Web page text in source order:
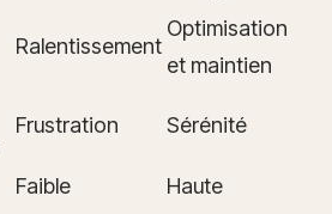
Ralentissement
Optimisation
et maintien
Frustration Sérénité
Faible Haute